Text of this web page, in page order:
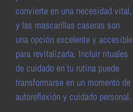
convierte en una necesidad vital,
y las mascarillas caseras son
una opción excelente y accesible
para revitalizarla. Incluir rituales
de cuidado en tu rutina puede
transformarse en un momento de
autoreflexión y cuidado personal.